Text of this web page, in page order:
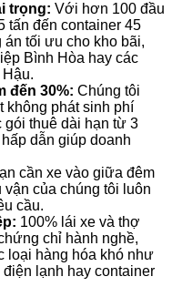
trọng: Với hơn 100 đầu
tấn đến container 45
tối ưu cho kho bãi,
Bình Hòa hay các
đến 30%: Chúng tôi
không phát sinh phí
thuê dài hạn từ 3
dẫn giúp doanh
cần xe vào giữa đêm
của chúng tôi luôn
cầu.
100% lái xe và thợ
chỉ hành nghề,
loại hàng hóa khó như
lạnh hay container